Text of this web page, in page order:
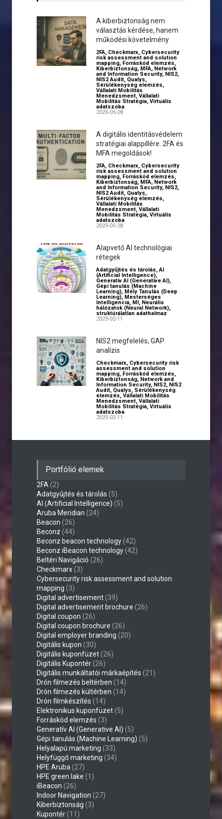
A kiberbiztonság nem
választás kérdése, hanem
működési követelmény
2FA, Checkmarx, Cybersecurity
risk assessment and solution
mapping, Forráskód elemzés,
Kiberbiztonság, MFA, Network
and Information Security, NIS2,
NIS2 Audit, Qualys,
Sérülékenység elemzés,
Vállalati Mobilitás
Menedzsment, Vállalati
Mobilitás Stratégia, Virtuális
adatszoba
2025-05-28
A digitális identitásvédelem
stratégiai alappillére. 2FA és
MFA megoldások!
2FA, Checkmarx, Cybersecurity
risk assessment and solution
mapping, Forráskód elemzés,
Kiberbiztonság, MFA, Network
and Information Security, NIS2,
NIS2 Audit, Qualys,
Sérülékenység elemzés,
Vállalati Mobilitás
Menedzsment, Vállalati
Mobilitás Stratégia, Virtuális
adatszoba
2025-05-28
Alapvető AI technológiai
rétegek
Adatgyűjtés és tárolás,AI
(Artificial Intelligence),
Generatív AI (Generative AI),
Gépi tanulás (Machine
Learning), Mély Tanulás (Deep
Learning), Mesterséges
Intelligencia, MI, Neurális
hálózatok (Neural Network),
struktúrálatlan adathalmaz
2025-02-11
NIS2 megfelelés, GAP
analízis
Checkmarx, Cybersecurity risk
assessment and solution
mapping, Forráskód elemzés,
Kiberbiztonság, Network and
Information Security, NIS2, NIS2
Audit, Qualys, Sérülékenység
elemzés, Vállalati Mobilitás
Menedzsment, Vállalati
Mobilitás Stratégia, Virtuális
adatszoba
2025-02-11
Portfólió elemek
2FA (2)
Adatgyűjtés és tárolás (5)
AI (Artificial Intelligence) (5)
Aruba Meridian (24)
Beacon (26)
Beconz (44)
Beconz beacon technology(42)
Beconz iBeacon technology(42)
Beltéri Navigáció (26)
Checkmarx(3)
Cybersecurity risk assessment and solution
mapping (3)
Digital advertisement(39)
Digital advertisement brochure (26)
Digital coupon (26)
Digital coupon brochure (26)
Digital employer branding (20)
Digitális kupon (30)
Digitális kuponfüzet(26)
Digitális Kupontér(26)
Digitális munkáltatói márkaépítés (21)
Drón filmezés beltérben (14)
Drón filmezés kültérben (14)
Drón filmkészítés (14)
Elektronikus kuponfüzet(5)
Forráskód elemzés (3)
Generatív AI (Generative AI) (5)
Gépi tanulás (Machine Learning) (5)
Helyalapú marketing (33)
Helyfüggő marketing (34)
HPE Aruba (27)
HPE green lake (1)
iBeacon (26)
Indoor Navigation (27)
Kiberbiztonság (3)
Kupontér(11)